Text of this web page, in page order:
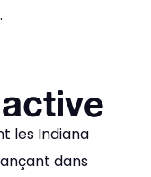
les Indiana
dans